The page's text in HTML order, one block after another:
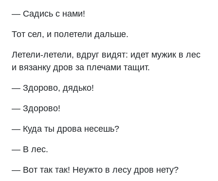
— Садись с нами!
Тот сел, и полетели дальше.
Летели-летели, вдруг видят: идет мужик в лес
и вязанку дров за плечами тащит.
— Здорово, дядько!
— Здорово!
— Куда ты дрова несешь?
— В лес.
— Вот так так! Неужто в лесу дров нету?